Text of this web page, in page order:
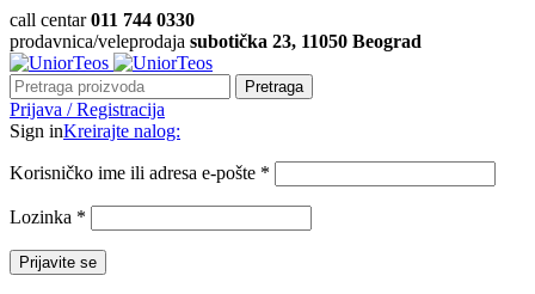
call centar011 744 0330
prodavnica/veleprodaja subotička 23, 11050 Beograd
Pretraga
Prijava / Registracija
Sign inKreirajte nalog:
Korisničko ime ili adresa e-pošte *
Lozinka *
Prijavite se